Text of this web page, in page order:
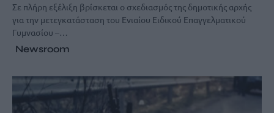
Σε πλήρη εξέλιξη βρίσκεται ο σχεδιασμός της δημοτικής αρχής
για την μετεγκατάσταση του Ενιαίου Ειδικού Επαγγελματικού
Γυμνασίου –…
Newsroom